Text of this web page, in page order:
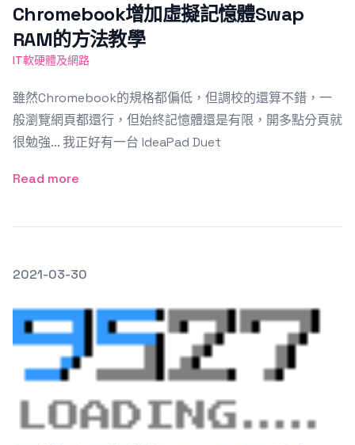
Chromebook增加虛擬記憶體Swap
RAM的方法教學
IT軟硬體及網路
雖然Chromebook的規格都偏低，但調校的還算不錯，一
般瀏覽網頁都還行，但始終記憶體還是有限，開多點分頁就
很勉強... 我正好有一台 IdeaPad Duet
Read more
發文於
2021-03-30